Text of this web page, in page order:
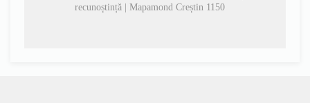
recunoștință | Mapamond Creștin 1150